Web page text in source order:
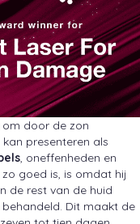
om door de zon
presenteren als
, oneffenheden en
goed is, is omdat hij
de rest van de huid
Dit maakt de